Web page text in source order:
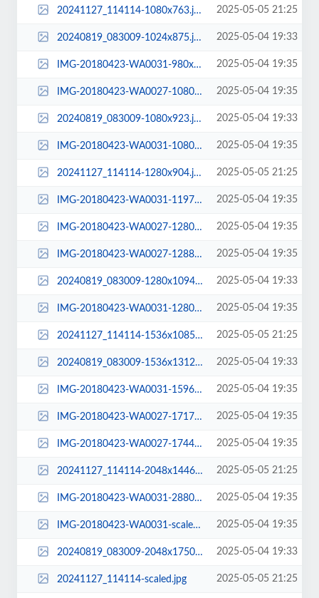
20241127_114114-1080x763.jpg 2025-05-05 21:25
20240819_083009-1024x875.jpg 2025-05-04 19:33
IMG-20180423-WA0031-980x1258.jpg 2025-05-04 19:35
IMG-20180423-WA0027-1080x1288.jpg 2025-05-04 19:35
20240819_083009-1080x923.jpg 2025-05-04 19:33
IMG-20180423-WA0031-1080x1386.jpg 2025-05-04 19:35
20241127_114114-1280x904.jpg 2025-05-05 21:25
IMG-20180423-WA0031-1197x1536.jpg 2025-05-04 19:35
IMG-20180423-WA0027-1280x1527.jpg 2025-05-04 19:35
IMG-20180423-WA0027-1288x1536.jpg 2025-05-04 19:35
20240819_083009-1280x1094.jpg 2025-05-04 19:33
IMG-20180423-WA0031-1280x1643.jpg 2025-05-04 19:35
20241127_114114-1536x1085.jpg 2025-05-05 21:25
20240819_083009-1536x1312.jpg 2025-05-04 19:33
IMG-20180423-WA0031-1596x2048.jpg 2025-05-04 19:35
IMG-20180423-WA0027-1717x2048.jpg 2025-05-04 19:35
IMG-20180423-WA0027-1744x1800.jpg 2025-05-04 19:35
20241127_114114-2048x1446.jpg 2025-05-05 21:25
IMG-20180423-WA0031-2880x1800.jpg 2025-05-04 19:35
IMG-20180423-WA0031-scaled.jpg 2025-05-04 19:35
20240819_083009-2048x1750.jpg 2025-05-04 19:33
20241127_114114-scaled.jpg 2025-05-05 21:25